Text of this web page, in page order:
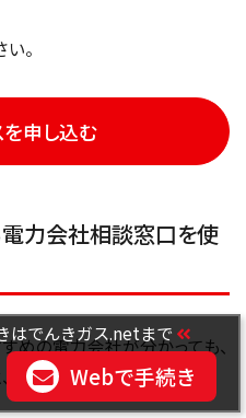
。
申し込む
力会社相談窓口を使
めの電力会社が分かっても、
なり面倒くさいですよね。
はでんきガス.netまで
Webで手続き